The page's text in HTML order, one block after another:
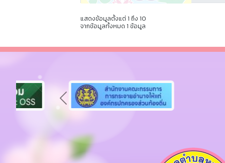
แสดงข้อมูลตั้งแต่ 1 ถึง 10
จากข้อมูลทั้งหมด 1 ข้อมูล
Previous